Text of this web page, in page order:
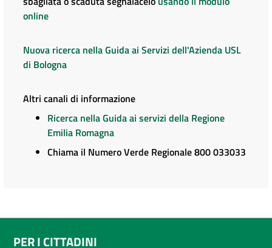
online
Nuova ricerca nella Guida ai Servizi dell'Azienda USL
di Bologna
Altri canali di informazione
Ricerca nella Guida ai servizi della Regione
Emilia Romagna
Chiama il Numero Verde Regionale 800 033033
PER I CITTADINI